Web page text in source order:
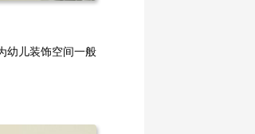
幼儿装饰空间一般